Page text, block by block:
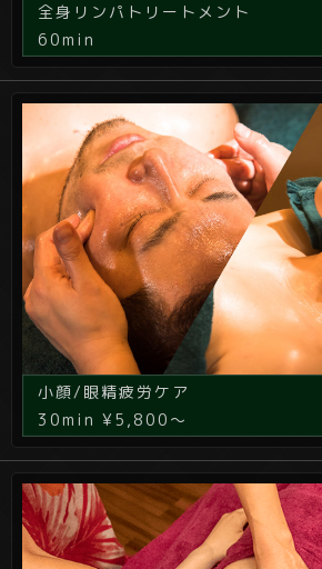
全身リンパトリートメント
60min
小顔/眼精疲労ケア
30min ¥5,800～